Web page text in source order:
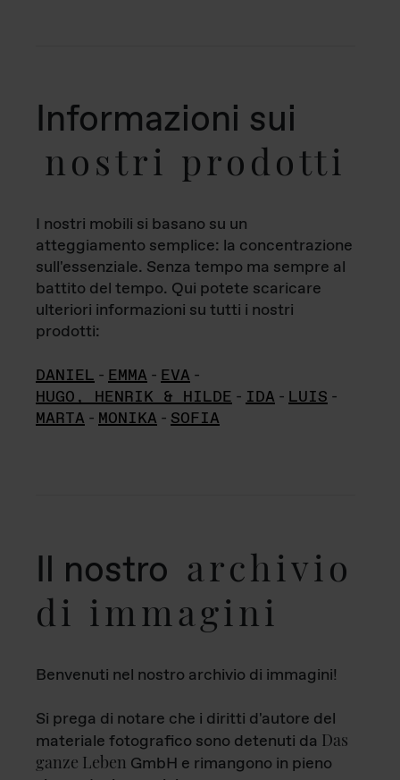
Informazioni sui
nostri prodotti
I nostri mobili si basano su un
atteggiamento semplice: la concentrazione
sull'essenziale. Senza tempo ma sempre al
battito del tempo. Qui potete scaricare
ulteriori informazioni su tutti i nostri
prodotti:
DANIEL - EMMA - EVA -
HUGO, HENRIK & HILDE - IDA - LUIS -
MARTA - MONIKA - SOFIA
Il nostro archivio
di immagini
Benvenuti nel nostro archivio di immagini!
Si prega di notare che i diritti d'autore del
materiale fotografico sono detenuti da Das
ganze Leben GmbH e rimangono in pieno